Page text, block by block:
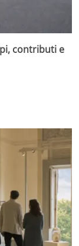
contributi e